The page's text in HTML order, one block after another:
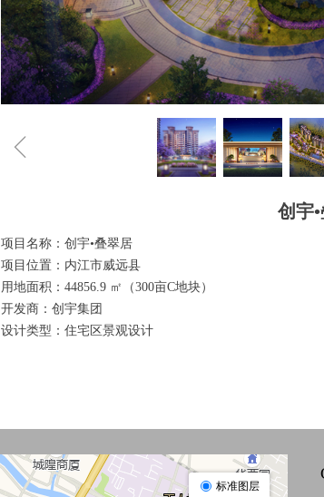
ꁆ
创宇
项目名称：创宇•叠翠居
项目位置：内江市威远县
用地面积：44856.9 ㎡（300亩C地块）
开发商：创宇集团
设计类型：住宅区景观设计